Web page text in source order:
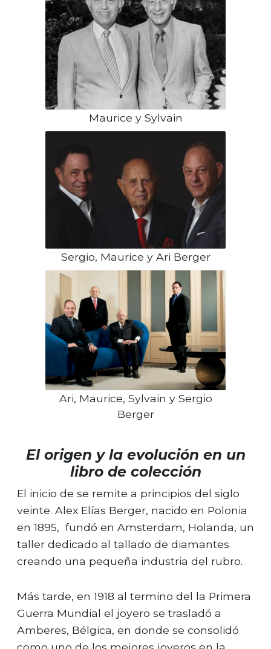
Maurice y Sylvain
Sergio, Maurice y Ari Berger
Ari, Maurice, Sylvain y Sergio
Berger
El origen y la evolución en un
libro de colección
El inicio de se remite a principios del siglo
veinte. Alex Elías Berger, nacido en Polonia
en 1895, fundó en Amsterdam, Holanda, un
taller dedicado al tallado de diamantes
creando una pequeña industria del rubro.
Más tarde, en 1918 al termino del la Primera
Guerra Mundial el joyero se trasladó a
Amberes, Bélgica, en donde se consolidó